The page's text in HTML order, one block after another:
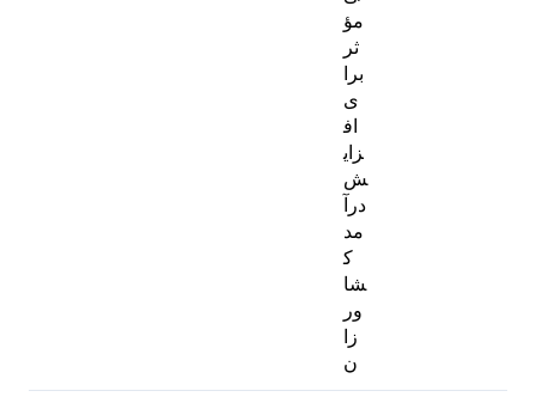
مؤ
ثر
برا
ی
اف
زای
ش
درآ
مد
ک
شا
ور
زا
ن